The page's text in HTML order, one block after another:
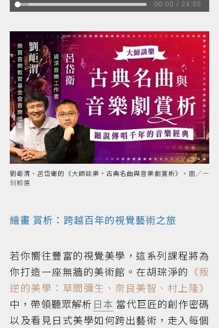
00:00 / 24:55
2 鮑羅定〈中亞細亞草原〉 Audio artist
韋瓦第小提琴協奏曲《春》第一樂章 Audio artist
4 發刊詞：百年風華音樂劇 Audio artist
5 流行樂X閃耀巨星魅力：《鐘樓怪人》、《羅密歐與茱麗
葉》 Audio artist
6 除非吟唱，否則歌不成歌：《真善美》 Audio artist
劉岠渭、呂岱衛的 《大師談樂，古典名曲與音樂劇賞析》
。圖／一
刻鯨選
繪畫 賞析：跨越百年的視覺藝術之旅
若你嚮往豐富的視覺美學，這系列課程將為
你打造一座無牆的美術館。在胡琮淨的 《叛
逆的美學：草間彌生、奈良美智、村上隆》
中，帶領聽眾解析 日本 當代巨匠的創作密碼
以及看見日式美學如何跨出藝術，走入每個